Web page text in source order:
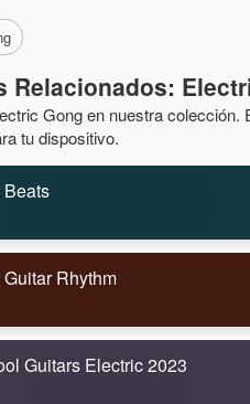
Relacionados:
Gong en nuestra colección.
tu dispositivo.
Rhythm
Guitars Electric 2023